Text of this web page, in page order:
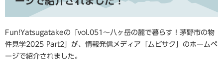
Fun!Yatsugatakeの「vol.051～八ヶ岳の麓で暮らす！茅野市の物
件見学2025 Part2」が、情報発信メディア「ムビサク」のホームペ
ージで紹介されました。